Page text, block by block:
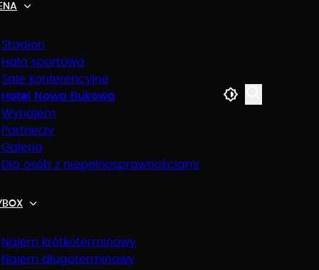
Stadion
Hala sportowa
Sale konferencyjne
Hotel Nowa Bukowa
Wynajem
Partnerzy
Galeria
Dla osób z niepełnosprawnościami
Najem krótkoterminowy
Najem długoterminowy